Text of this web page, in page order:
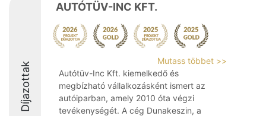
Díjazottak
AUTÓTÜV-INC KFT.
Mutass többet >>
Autótüv-Inc Kft. kiemelkedő és
megbízható vállalkozásként ismert az
autóiparban, amely 2010 óta végzi
tevékenységét. A cég Dunakeszin, a